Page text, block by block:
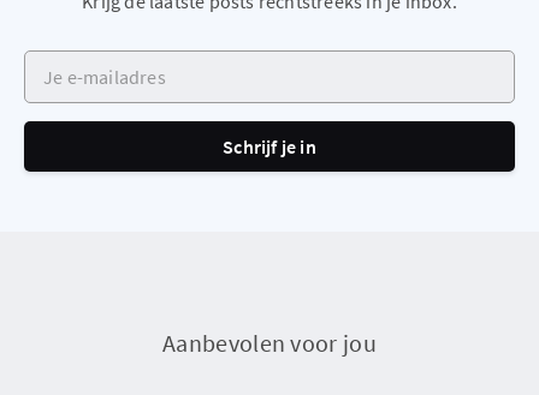
Je e-mailadres
Schrijf je in
Aanbevolen voor jou